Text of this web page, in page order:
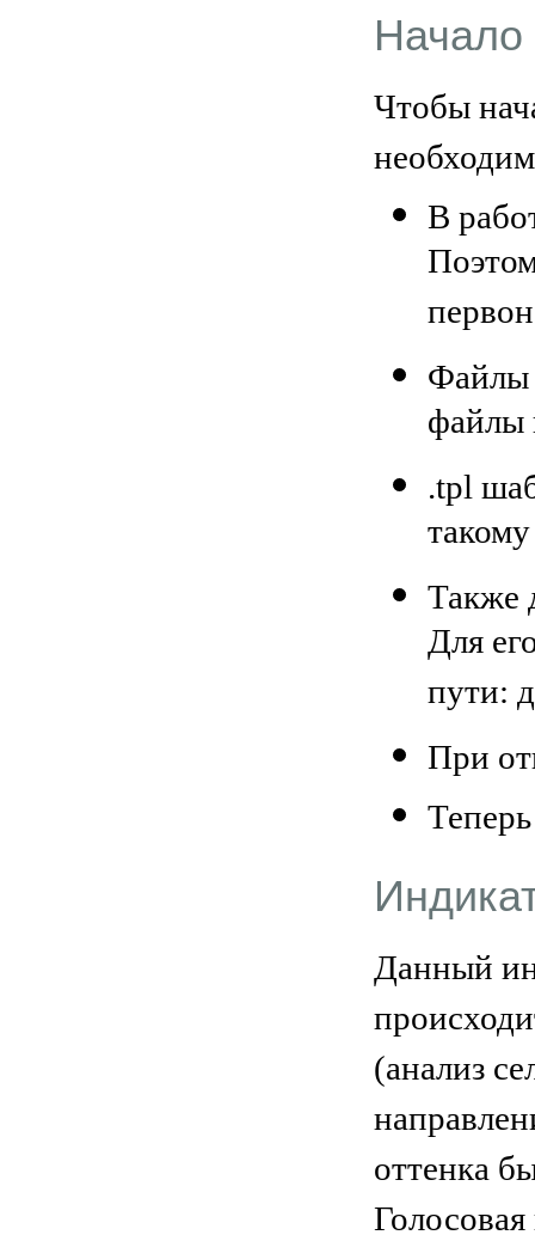
Чтобы
В
Файлы
файлы
.tpl
Также
Для
пути:
При
Данный
(анализ
оттенка